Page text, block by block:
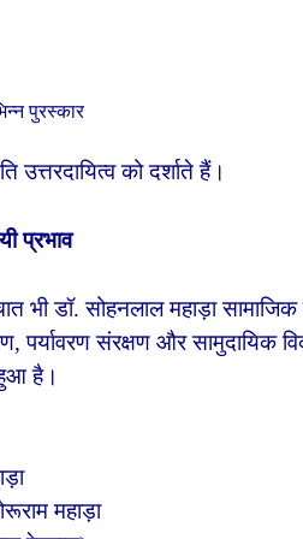
पुरस्कार
को दर्शाते हैं।
प्रभाव
भी डॉ. सोहनलाल महाड़ा सामाजिक
पर्यावरण संरक्षण और सामुदायिक
है।
महाड़ा